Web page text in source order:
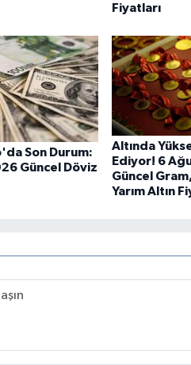
Fiyatları
Son Durum:
Güncel Döviz
Altında
Ediyor! 6
Güncel
Yarım Altın